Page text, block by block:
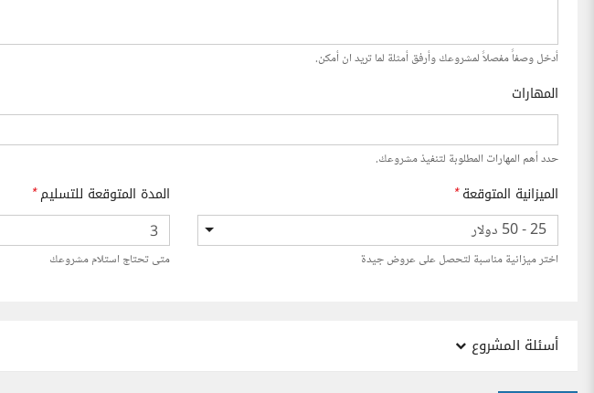
أدخل وصفاً مفصلاً لمشروعك وأرفق أمثلة لما تريد ان أمكن.
المهارات
حدد أهم المهارات المطلوبة لتنفيذ مشروعك.
الميزانية المتوقعة*
25 - 50 دولار
اختر ميزانية مناسبة لتحصل على عروض جيدة
المدة المتوقعة للتسليم*
متى تحتاج استلام مشروعك
أسئلة المشروع